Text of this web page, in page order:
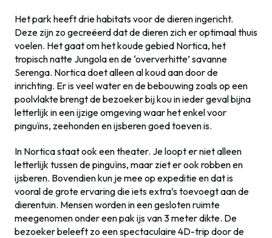
Het park heeft drie habitats voor de dieren ingericht.
Deze zijn zo gecreëerd dat de dieren zich er optimaal thuis
voelen. Het gaat om het koude gebied Nortica, het
tropisch natte Jungola en de ‘oververhitte’ savanne
Serenga. Nortica doet alleen al koud aan door de
inrichting. Er is veel water en de bebouwing zoals op een
poolvlakte brengt de bezoeker bij kou in ieder geval bijna
letterlijk in een ijzige omgeving waar het enkel voor
pinguïns, zeehonden en ijsberen goed toeven is.
In Nortica staat ook een theater. Je loopt er niet alleen
letterlijk tussen de pinguïns, maar ziet er ook robben en
ijsberen. Bovendien kun je mee op expeditie en dat is
vooral de grote ervaring die iets extra’s toevoegt aan de
dierentuin. Mensen worden in een gesloten ruimte
meegenomen onder een pak ijs van 3 meter dikte. De
bezoeker beleeft zo een spectaculaire 4D-trip door de